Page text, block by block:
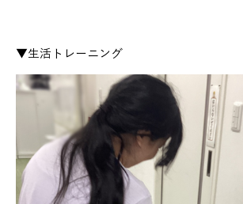
▼生活トレーニング